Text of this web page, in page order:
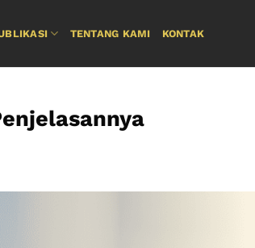
TENTANG KAMI KONTAK